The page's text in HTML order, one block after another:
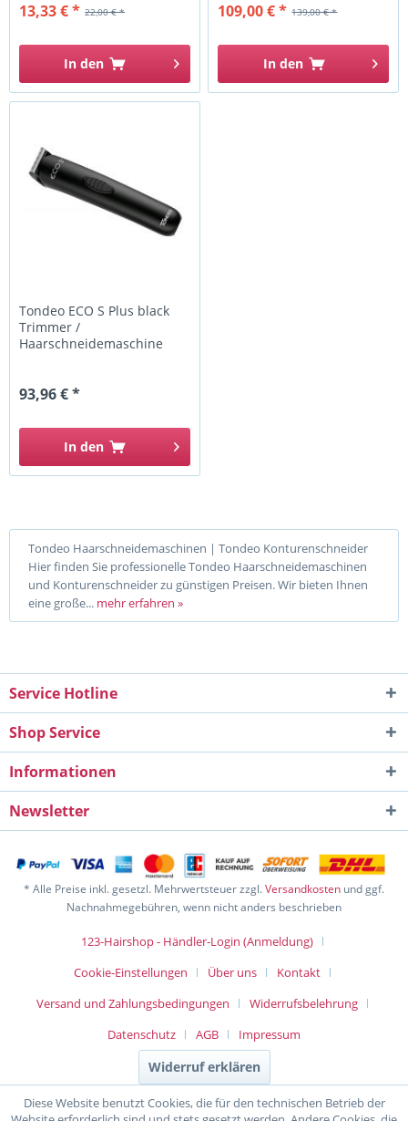
22,00 € *
13,33 € *
In den
139,00 € *
109,00 € *
In den
Tondeo ECO S Plus black
Trimmer /
Haarschneidemaschine
93,96 € *
In den
Tondeo Haarschneidemaschinen | Tondeo Konturenschneider
Hier finden Sie professionelle Tondeo Haarschneidemaschinen
und Konturenschneider zu günstigen Preisen. Wir bieten Ihnen
eine große... mehr erfahren »
Service Hotline
Shop Service
Informationen
Newsletter
* Alle Preise inkl. gesetzl. Mehrwertsteuer zzgl.Versandkosten und ggf.
Nachnahmegebühren, wenn nicht anders beschrieben
123-Hairshop - Händler-Login (Anmeldung)
Cookie-Einstellungen
Über uns
Kontakt
Versand und Zahlungsbedingungen
Widerrufsbelehrung
Datenschutz
AGB Impressum
Widerruf erklären
Diese Website benutzt Cookies, die für den technischen Betrieb der